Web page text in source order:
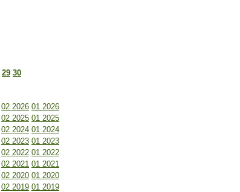
29 30
02 2026 01 2026
02 2025 01 2025
02 2024 01 2024
02 2023 01 2023
02 2022 01 2022
02 2021 01 2021
02 2020 01 2020
02 2019 01 2019